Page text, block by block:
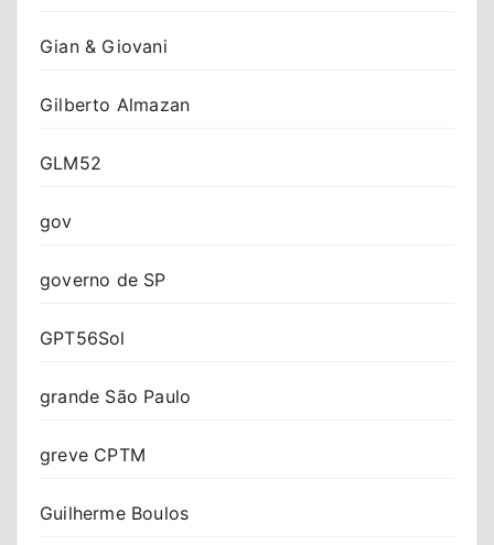
Gian & Giovani
Gilberto Almazan
GLM52
gov
governo de SP
GPT56Sol
grande São Paulo
greve CPTM
Guilherme Boulos